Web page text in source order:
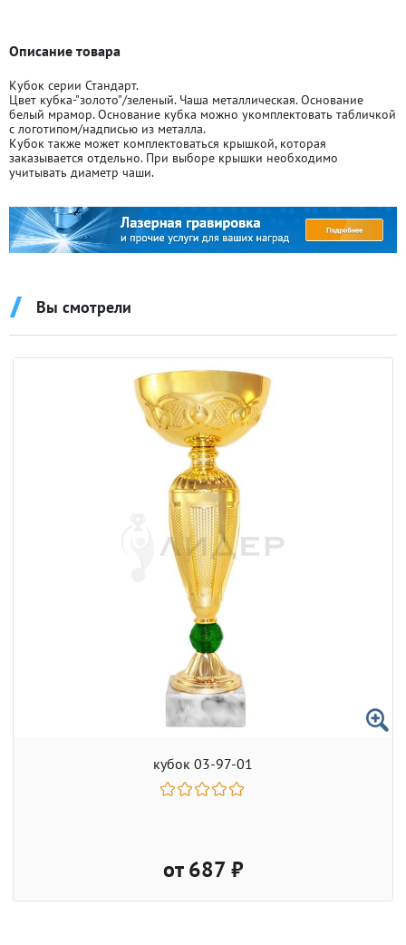
Описание товара
Кубок серии Стандарт.
Цвет кубка-"золото"/зеленый. Чаша металлическая. Основание
белый мрамор. Основание кубка можно укомплектовать табличкой
с логотипом/надписью из металла.
Кубок также может комплектоваться крышкой, которая
заказывается отдельно. При выборе крышки необходимо
учитывать диаметр чаши.
Вы смотрели
кубок 03-97-01
от 687 ₽